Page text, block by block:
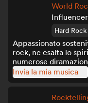
World
Hard Rock
Appassionato
rock, ne esalta lo
numerose
Invia la mia musica